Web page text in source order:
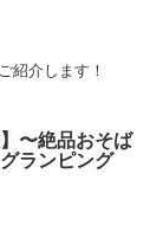
紹介します！
〜絶品おそば
ランピング